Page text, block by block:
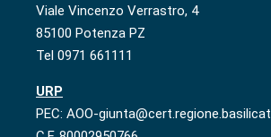
Viale Vincenzo Verrastro, 4
85100 Potenza PZ
Tel 0971 661111
URP
PEC: AOO-